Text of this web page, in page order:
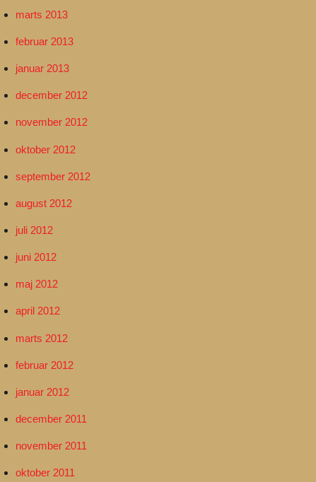
marts 2013
februar 2013
januar 2013
december 2012
november 2012
oktober 2012
september 2012
august 2012
juli 2012
juni 2012
maj 2012
april 2012
marts 2012
februar 2012
januar 2012
december 2011
november 2011
oktober 2011